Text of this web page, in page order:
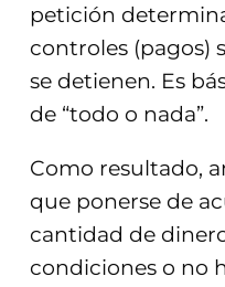
petición
controles (pagos)
se detienen. Es
de “todo o nada”.
Como resultado,
que ponerse de
cantidad de
condiciones o no